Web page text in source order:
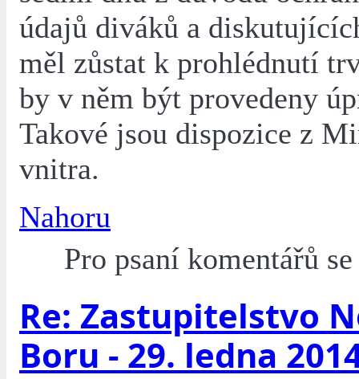
údajů diváků a
měl zůstat k prohlédnutí
by v něm být provedeny
Takové jsou dispozice z
vnitra.
Nahoru
Pro psaní komentářů
Re: Zastupitelstvo
Boru - 29. ledna